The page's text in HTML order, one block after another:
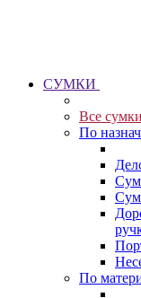
СУМКИ
Все сумки
По
По